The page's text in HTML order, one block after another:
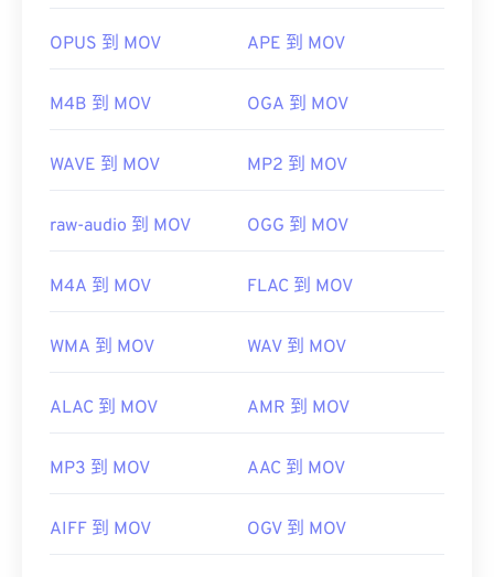
首次发行： 2001年
https://en.wikipedia.org/wiki/QuickTime_File_Format
CH203-BBCGDDDF
OPUS 到 MOV APE 到 MOV
M4B 到 MOV OGA 到 MOV
WAVE 到 MOV MP2 到 MOV
raw-audio 到 MOV OGG 到 MOV
M4A 到 MOV FLAC 到 MOV
WMA 到 MOV WAV 到 MOV
ALAC 到 MOV AMR 到 MOV
MP3 到 MOV AAC 到 MOV
AIFF 到 MOV OGV 到 MOV